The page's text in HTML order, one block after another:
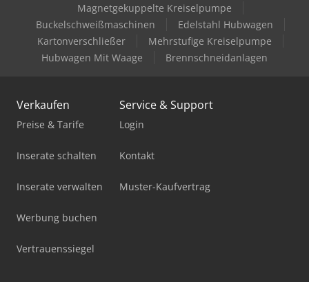
Magnetgekuppelte Kreiselpumpe
Buckelschweißmaschinen
Edelstahl Hubwagen
Kartonverschließer
Mehrstufige Kreiselpumpe
Hubwagen Mit Waage
Brennschneidanlagen
Verkaufen
Preise & Tarife
Inserate schalten
Inserate verwalten
Werbung buchen
Vertrauenssiegel
Service & Support
Login
Kontakt
Muster-Kaufvertrag